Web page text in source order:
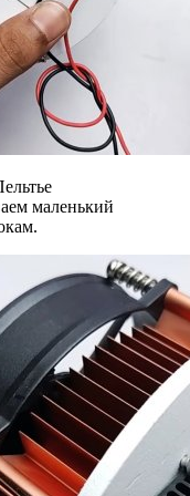
маленький